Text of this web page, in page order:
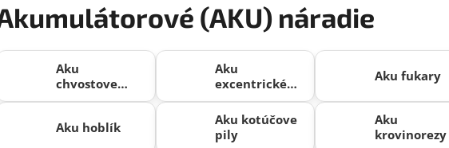
(AKU) náradie
Aku
chvostove
píly
Aku
excentrické
brusky
Aku fukary
Aku hoblík
Aku kotúčove
pily
Aku
krovinorezy